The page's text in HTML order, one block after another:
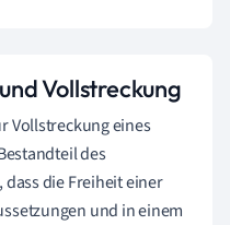
Vollstreckung
Vollstreckung eines
des
dass die Freiheit einer
und in einem